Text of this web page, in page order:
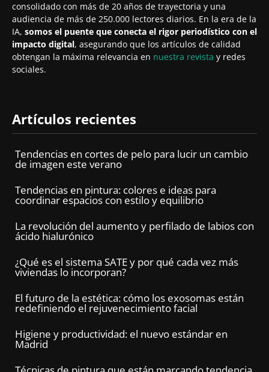
consolidado con más de 20 años de trayectoria y una
audiencia de más de 250.000 lectores diarios. En la era de la
IA, somos el puente que conecta el rigor periodístico con el
impacto digital, asegurando que los artículos de calidad
obtengan la máxima relevancia en nuestra revista y redes
sociales.
Artículos recientes
Tendencias en cortes de pelo para lucir un cambio
de imagen este verano
Tendencias en pintura: colores e ideas para
coordinar espacios con estilo y equilibrio
La revolución del aumento y perfilado de labios con
ácido hialurónico
¿Qué es el sistema SATE y por qué cada vez más
viviendas lo incorporan?
El futuro de la estética: cómo los exosomas están
redefiniendo el rejuvenecimiento facial
Higiene y productividad: el nuevo estándar en
Madrid